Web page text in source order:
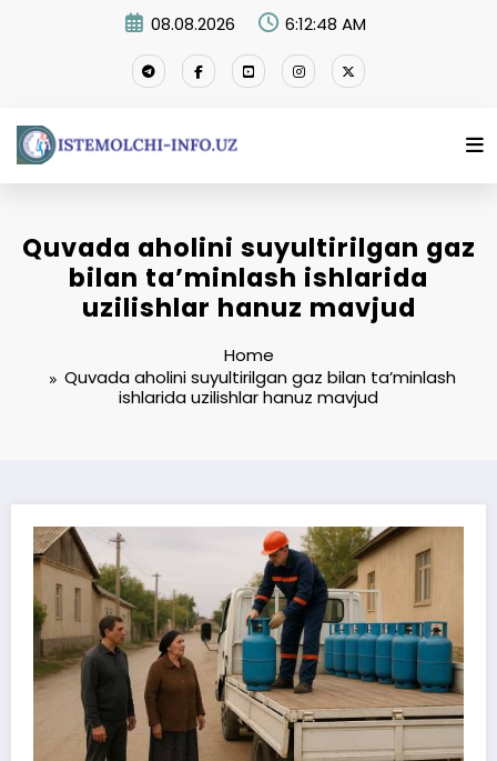
08.08.2026 6:12:49 AM
Quvada aholini suyultirilgan gaz
bilan ta’minlash ishlarida
uzilishlar hanuz mavjud
Home
Quvada aholini suyultirilgan gaz bilan ta’minlash
ishlarida uzilishlar hanuz mavjud